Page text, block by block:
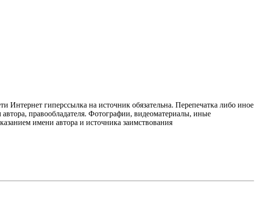
Интернет гиперссылка на источник обязательна. Перепечатка либо иное
правообладателя. Фотографии, видеоматериалы, иные
имени автора и источника заимствования